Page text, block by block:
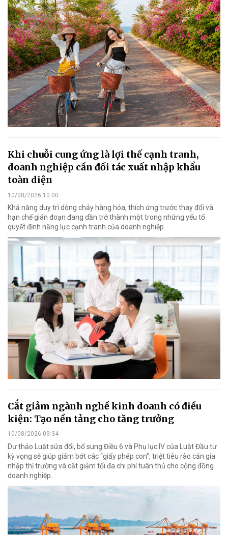
Khi chuỗi cung ứng là lợi thế cạnh tranh,
doanh nghiệp cần đối tác xuất nhập khẩu
toàn diện
10/08/2026 10:00
Khả năng duy trì dòng chảy hàng hóa, thích ứng trước thay đổi và
hạn chế gián đoạn đang dần trở thành một trong những yếu tố
quyết định năng lực cạnh tranh của doanh nghiệp.
Cắt giảm ngành nghề kinh doanh có điều
kiện: Tạo nền tảng cho tăng trưởng
10/08/2026 09:34
Dự thảo Luật sửa đổi, bổ sung Điều 6 và Phụ lục IV của Luật Đầu tư
kỳ vọng sẽ giúp giảm bớt các “giấy phép con”, triệt tiêu rào cản gia
nhập thị trường và cắt giảm tối đa chi phí tuân thủ cho cộng đồng
doanh nghiệp.